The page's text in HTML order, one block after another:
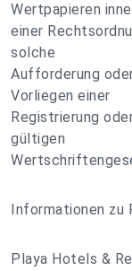
Wertpapieren
einer
solche
Aufforderung
Vorliegen einer
Registrierung
gültigen
Informationen zu
Playa Hotels &